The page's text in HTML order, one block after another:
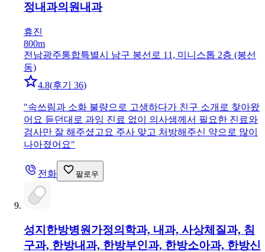
정내과의원내과
휴진
800m
전남광주통합특별시 남구 봉선로 11, 미니스톱 2층 (봉선
동)
4.8(후기 36)
"속쓰림과 소화 불량으로 고생하다가 친구 소개로 찾아왔
어요 듣던대로 과잉 진료 없이 의사샘께서 필요한 진료와
검사만 잘 해주셨고요 주사 맞고 처방해주신 약으로 많이
나아졌어요"
전화 팔로우
성지한방병원 가정의학과, 내과, 사상체질과, 침
구과, 한방내과, 한방부인과, 한방소아과, 한방신